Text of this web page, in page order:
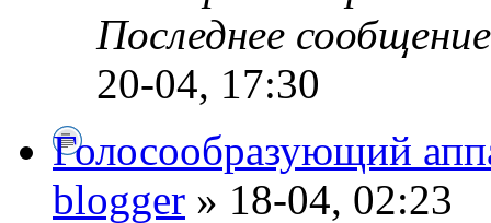
Последнее
20-04, 17:30
Голосообразующий
blogger » 18-04, 02:23